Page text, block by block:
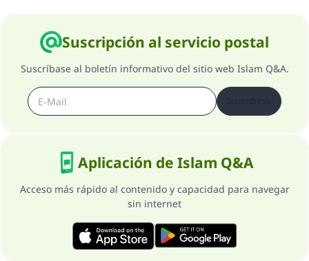
Suscripción al servicio postal
Suscríbase al boletín informativo del sitio web Islam Q&A.
Aplicación de Islam Q&A
Acceso más rápido al contenido y capacidad para navegar
sin internet